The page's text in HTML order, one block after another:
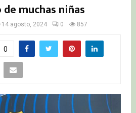
muchas niñas
14 agosto, 2024 0 857
0